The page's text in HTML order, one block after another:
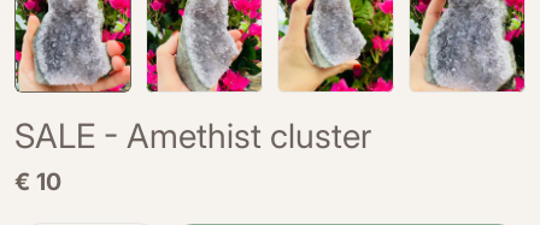
SALE - Amethist cluster
Normale
€ 10